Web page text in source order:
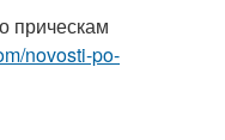
прическам
novosti-po-